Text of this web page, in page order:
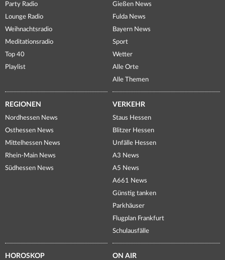
Party Radio
Lounge Radio
Weihnachtsradio
Meditationsradio
Top 40
Playlist
Gießen News
Fulda News
Bayern News
Sport
Wetter
Alle Orte
Alle Themen
REGIONEN
Nordhessen News
Osthessen News
Mittelhessen News
Rhein-Main News
Südhessen News
VERKEHR
Staus Hessen
Blitzer Hessen
Unfälle Hessen
A3 News
A5 News
A661 News
Günstig tanken
Parkhäuser
Flugplan Frankfurt
Schulausfälle
HOROSKOP ON AIR